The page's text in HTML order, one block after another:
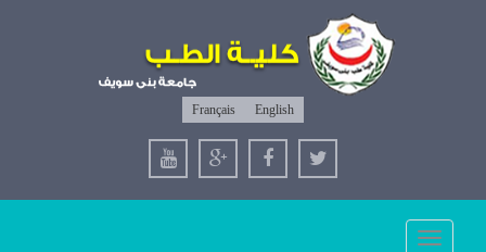
English
Français
Toggle